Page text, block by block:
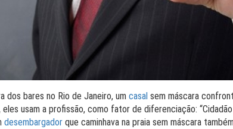
dos bares no Rio de Janeiro, um casal sem máscara
eles usam a profissão, como fator de diferenciação:
desembargador que caminhava na praia sem máscara